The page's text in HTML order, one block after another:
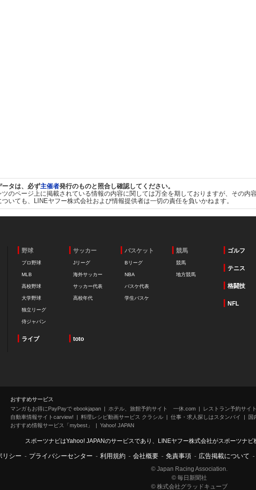
ータは、必ず主催者発行のものと照合し確認してください。
のページ上に掲載されている情報の内容に関しては万全を期しておりますが、その
いても、LINEヤフー株式会社および情報提供者は一切の責任を負いかねます。
野球
プロ野球
MLB
高校野球
大学野球
独立リーグ
侍ジャパン
サッカー
Jリーグ
海外サッカー
サッカー代表
高校年代
バスケット
Bリーグ
NBA
バスケ代表
学生バスケ
競馬
競馬
地方競馬
ゴルフ
テニス
格闘技
NFL
ライブ toto
おすすめサービス
マンガもお得にPayPayで ebookjapan
ホテル、旅館予約サイト 一休.com
レストラン予約サ
自動車情報サイトcarview!
料理レシピ動画サービス クラシル 仕事・求人探しはスタンバイ
国
おすすめ情報サービス「mybest」
Yahoo! JAPAN
スポーツナビはYahoo! JAPANのサービスであり、LINEヤフー株式会社がスポーツナビ
リシー - プライバシーセンター - 利用規約 - 会社概要 - 免責事項 - 広告掲載について -
© Japan Racing Association.
© 毎日新聞社
© 株式会社グラッドキューブ